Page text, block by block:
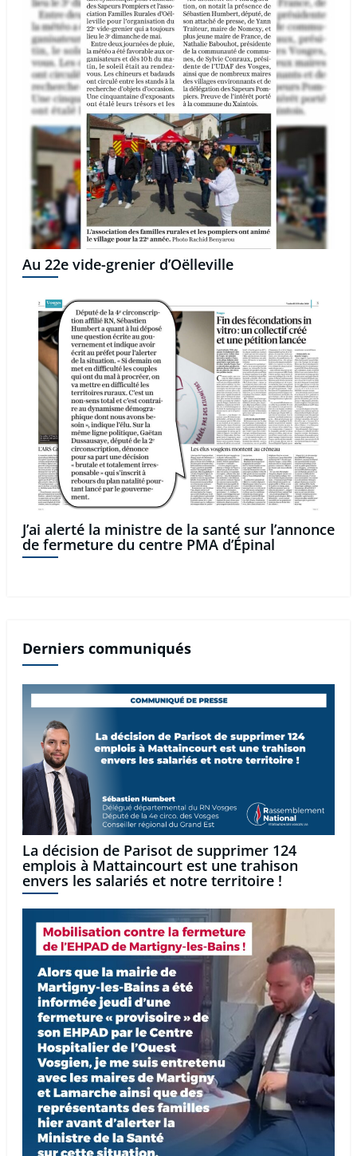
Au 22e vide-grenier d’Oëlleville
J’ai alerté la ministre de la santé sur l’annonce
de fermeture du centre PMA d’Épinal
Derniers communiqués
La décision de Parisot de supprimer 124
emplois à Mattaincourt est une trahison
envers les salariés et notre territoire !